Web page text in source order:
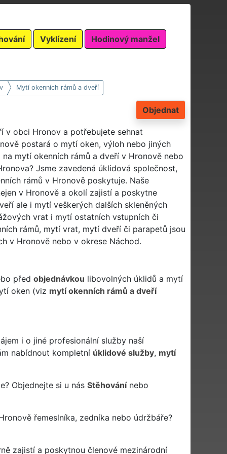
Vyklízení Hodinový manžel
Mytí okenních rámů a dveří
Objednat
v obci Hronov a potřebujete sehnat
postará o mytí oken, výloh nebo jiných
mytí okenních rámů a dveří v Hronově nebo
Jsme zavedená úklidová společnost,
rámů v Hronově poskytuje. Naše
v Hronově a okolí zajistí a poskytne
ale i mytí veškerých dalších skleněných
vrat i mytí ostatních vstupních či
rámů, mytí vrat, mytí dveří či parapetů jsou
v Hronově nebo v okrese Náchod.
před objednávkou libovolných úklidů a mytí
oken (viz mytí okenních rámů a dveří
i o jiné profesionální služby naší
nabídnout kompletní úklidové služby, mytí
Objednejte si u nás Stěhovánínebo
řemeslníka, zedníka nebo údržbáře?
zajistí a poskytnou členové mezinárodní